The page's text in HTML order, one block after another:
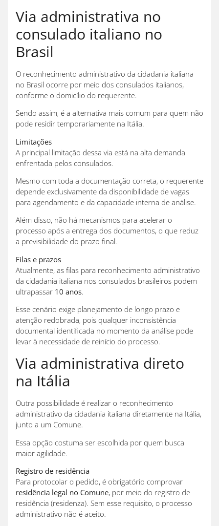
Via administrativa no
consulado italiano no
Brasil
O reconhecimento administrativo da cidadania italiana
no Brasil ocorre por meio dos consulados italianos,
conforme o domicílio do requerente.
Sendo assim, é a alternativa mais comum para quem não
pode residir temporariamente na Itália.
Limitações
A principal limitação dessa via está na alta demanda
enfrentada pelos consulados.
Mesmo com toda a documentação correta, o requerente
depende exclusivamente da disponibilidade de vagas
para agendamento e da capacidade interna de análise.
Além disso, não há mecanismos para acelerar o
processo após a entrega dos documentos, o que reduz
a previsibilidade do prazo final.
Filas e prazos
Atualmente, as filas para reconhecimento administrativo
da cidadania italiana nos consulados brasileiros podem
ultrapassar 10 anos.
Esse cenário exige planejamento de longo prazo e
atenção redobrada, pois qualquer inconsistência
documental identificada no momento da análise pode
levar à necessidade de reinício do processo.
Via administrativa direto
na Itália
Outra possibilidade é realizar o reconhecimento
administrativo da cidadania italiana diretamente na Itália,
junto a um Comune.
Essa opção costuma ser escolhida por quem busca
maior agilidade.
Registro de residência
Para protocolar o pedido, é obrigatório comprovar
residência legal no Comune, por meio do registro de
residência (residenza). Sem esse requisito, o processo
administrativo não é aceito.